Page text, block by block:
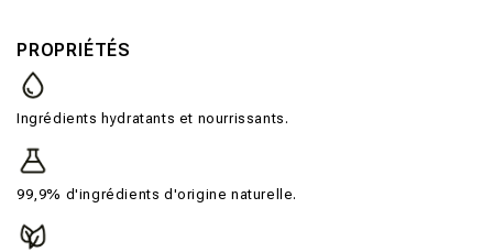
PROPRIÉTÉS
Ingrédients hydratants et nourrissants.
99,9% d'ingrédients d'origine naturelle.